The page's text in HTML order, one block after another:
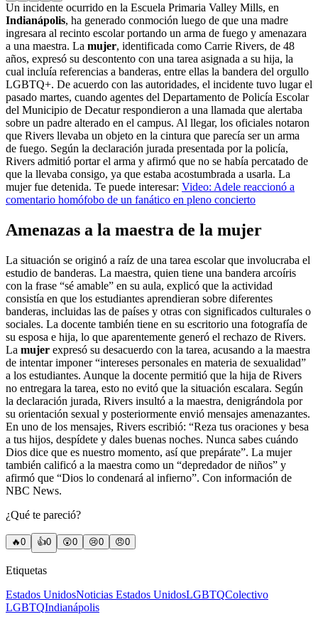
Un incidente ocurrido en la Escuela Primaria Valley Mills, en
Indianápolis, ha generado conmoción luego de que una madre
ingresara al recinto escolar portando un arma de fuego y amenazara
a una maestra. La mujer, identificada como Carrie Rivers, de 48
años, expresó su descontento con una tarea asignada a su hija, la
cual incluía referencias a banderas, entre ellas la bandera del orgullo
LGBTQ+. De acuerdo con las autoridades, el incidente tuvo lugar el
pasado martes, cuando agentes del Departamento de Policía Escolar
del Municipio de Decatur respondieron a una llamada que alertaba
sobre un padre alterado en el campus. Al llegar, los oficiales notaron
que Rivers llevaba un objeto en la cintura que parecía ser un arma
de fuego. Según la declaración jurada presentada por la policía,
Rivers admitió portar el arma y afirmó que no se había percatado de
que la llevaba consigo, ya que estaba acostumbrada a usarla. La
mujer fue detenida. Te puede interesar: Video: Adele reaccionó a
comentario homófobo de un fanático en pleno concierto
Amenazas a la maestra de la mujer
La situación se originó a raíz de una tarea escolar que involucraba el
estudio de banderas. La maestra, quien tiene una bandera arcoíris
con la frase “sé amable” en su aula, explicó que la actividad
consistía en que los estudiantes aprendieran sobre diferentes
banderas, incluidas las de países y otras con significados culturales o
sociales. La docente también tiene en su escritorio una fotografía de
su esposa e hija, lo que aparentemente generó el rechazo de Rivers.
La mujer expresó su desacuerdo con la tarea, acusando a la maestra
de intentar imponer “intereses personales en materia de sexualidad”
a los estudiantes. Aunque la docente permitió que la hija de Rivers
no entregara la tarea, esto no evitó que la situación escalara. Según
la declaración jurada, Rivers insultó a la maestra, denigrándola por
su orientación sexual y posteriormente envió mensajes amenazantes.
En uno de los mensajes, Rivers escribió: “Reza tus oraciones y besa
a tus hijos, despídete y dales buenas noches. Nunca sabes cuándo
Dios dice que es nuestro momento, así que prepárate”. La mujer
también calificó a la maestra como un “depredador de niños” y
afirmó que “Dios lo condenará al infierno”. Con información de
NBC News.
¿Qué te pareció?
🔥0 👍0 😲0 😢0 😠0
Etiquetas
Estados UnidosNoticias Estados UnidosLGBTQColectivo
LGBTQIndianápolis